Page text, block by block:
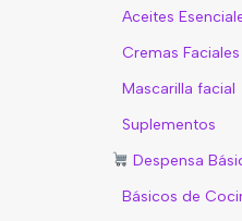
Aceites
Cremas Faciales
Mascarilla facial
Suplementos
Despensa
Básicos de